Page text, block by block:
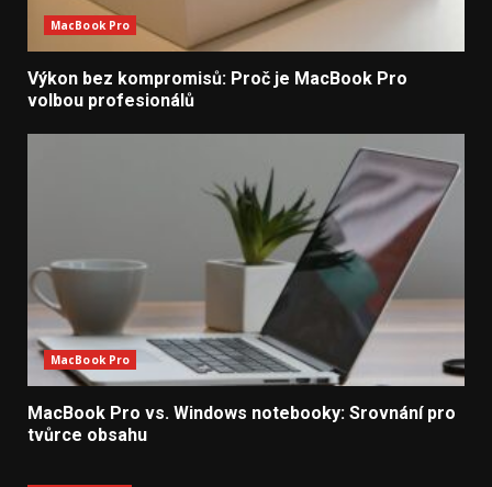
MacBook Pro
Výkon bez kompromisů: Proč je MacBook Pro
volbou profesionálů
MacBook Pro
MacBook Pro vs. Windows notebooky: Srovnání pro
tvůrce obsahu